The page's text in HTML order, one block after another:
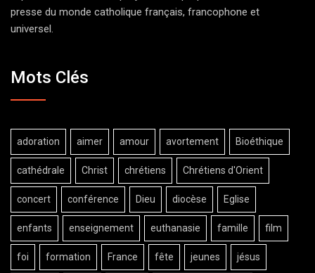
presse du monde catholique français, francophone et
universel.
Mots Clés
adoration aimer amour avortement Bioéthique
cathédrale Christ chrétiens Chrétiens d'Orient
concert conférence Dieu diocèse Eglise
enfants enseignement euthanasie famille film
foi formation France fête jeunes jésus